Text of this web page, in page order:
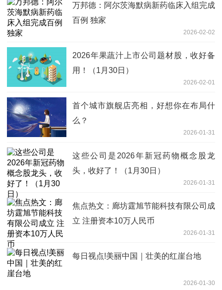
万邦德：阿尔茨海默病新药临床入组完成
百例 独家
2026-02-02
2026年果蔬汁上市公司题材股，收好备
用！（1月30日）
2026-02-01
首个城市旗舰店亮相，好想你在布局什
么？
2026-01-31
这些公司是2026年新冠药物概念股龙
头，收好了！（1月30日）
2026-01-31
焦点热文：廊坊霆旭节能科技有限公司成
立 注册资本10万人民币
2026-01-31
每日视点!美丽中国｜壮美的红崖台地
2026-01-30